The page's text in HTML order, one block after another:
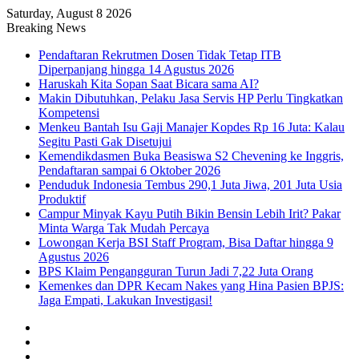
Saturday, August 8 2026
Breaking News
Pendaftaran Rekrutmen Dosen Tidak Tetap ITB
Diperpanjang hingga 14 Agustus 2026
Haruskah Kita Sopan Saat Bicara sama AI?
Makin Dibutuhkan, Pelaku Jasa Servis HP Perlu Tingkatkan
Kompetensi
Menkeu Bantah Isu Gaji Manajer Kopdes Rp 16 Juta: Kalau
Segitu Pasti Gak Disetujui
Kemendikdasmen Buka Beasiswa S2 Chevening ke Inggris,
Pendaftaran sampai 6 Oktober 2026
Penduduk Indonesia Tembus 290,1 Juta Jiwa, 201 Juta Usia
Produktif
Campur Minyak Kayu Putih Bikin Bensin Lebih Irit? Pakar
Minta Warga Tak Mudah Percaya
Lowongan Kerja BSI Staff Program, Bisa Daftar hingga 9
Agustus 2026
BPS Klaim Pengangguran Turun Jadi 7,22 Juta Orang
Kemenkes dan DPR Kecam Nakes yang Hina Pasien BPJS:
Jaga Empati, Lakukan Investigasi!